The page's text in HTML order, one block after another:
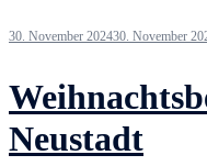
30. November 202430. November
Neustadt